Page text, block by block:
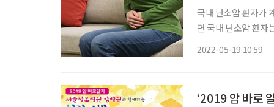
국내 난소암 환자가
면 국내 난소암 환자
2022-05-19 10:59
‘2019 암 바로